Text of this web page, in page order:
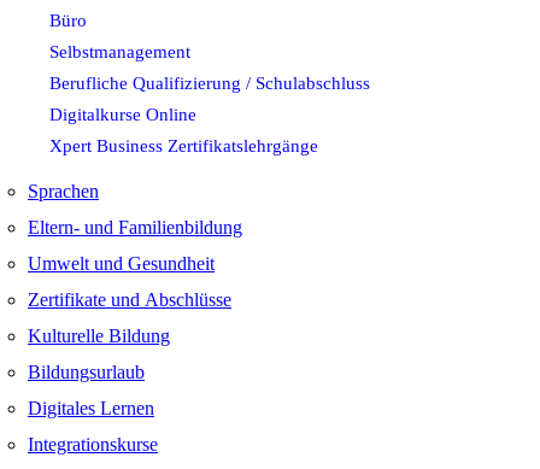
Büro
Selbstmanagement
Berufliche Qualifizierung / Schulabschluss
Digitalkurse Online
Xpert Business Zertifikatslehrgänge
Sprachen
Eltern- und Familienbildung
Umwelt und Gesundheit
Zertifikate und Abschlüsse
Kulturelle Bildung
Bildungsurlaub
Digitales Lernen
Integrationskurse